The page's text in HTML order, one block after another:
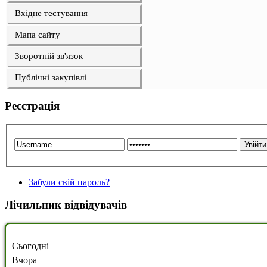
Вхідне тестування
Мапа сайту
Зворотній зв'язок
Публічні закупівлі
Реєстрація
Забули свій пароль?
Лічильник відвідувачів
Сьогодні
Вчора